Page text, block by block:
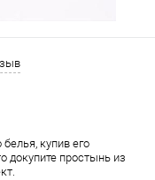
купив его
докупите простынь из